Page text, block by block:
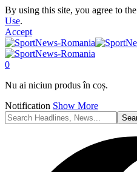
By using this site, you agree to the
Use.
Accept
0
Nu ai niciun produs în coș.
Notification Show More